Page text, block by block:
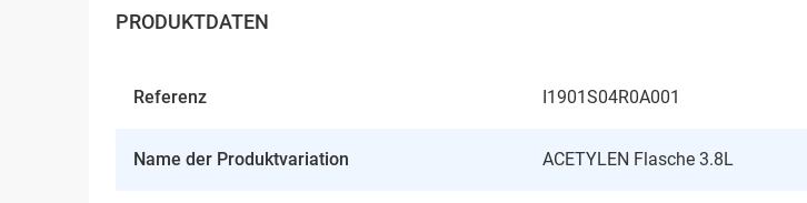
PRODUKTDATEN
Referenz I1901S04R0A001
Name der Produktvariation ACETYLEN Flasche 3.8L